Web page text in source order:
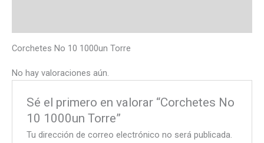
Corchetes No 10 1000un Torre
No hay valoraciones aún.
Sé el primero en valorar “Corchetes No
10 1000un Torre”
Tu dirección de correo electrónico no será publicada.